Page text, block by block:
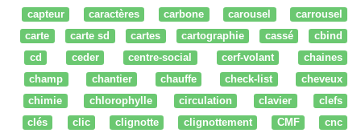
capteur
caractères carbone carousel
carrousel
carte
carte sd cartes cartographie cassé
cbind
cd
ceder centre-social cerf-volant
chaines
champ
chantier chauffe check-list
cheveux
chimie
chlorophylle circulation clavier
clefs
clés
clic clignotte clignottement CMF
cnc